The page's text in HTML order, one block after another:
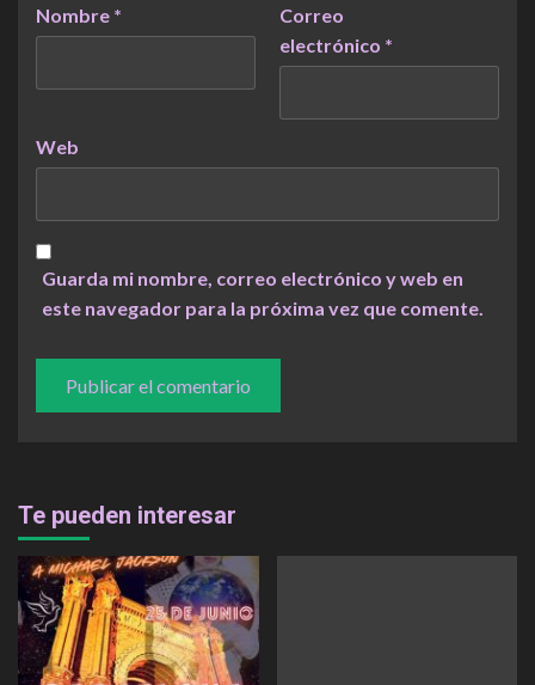
Nombre *
Correo
electrónico *
Web
Guarda mi nombre, correo electrónico y web en
este navegador para la próxima vez que comente.
Te pueden interesar